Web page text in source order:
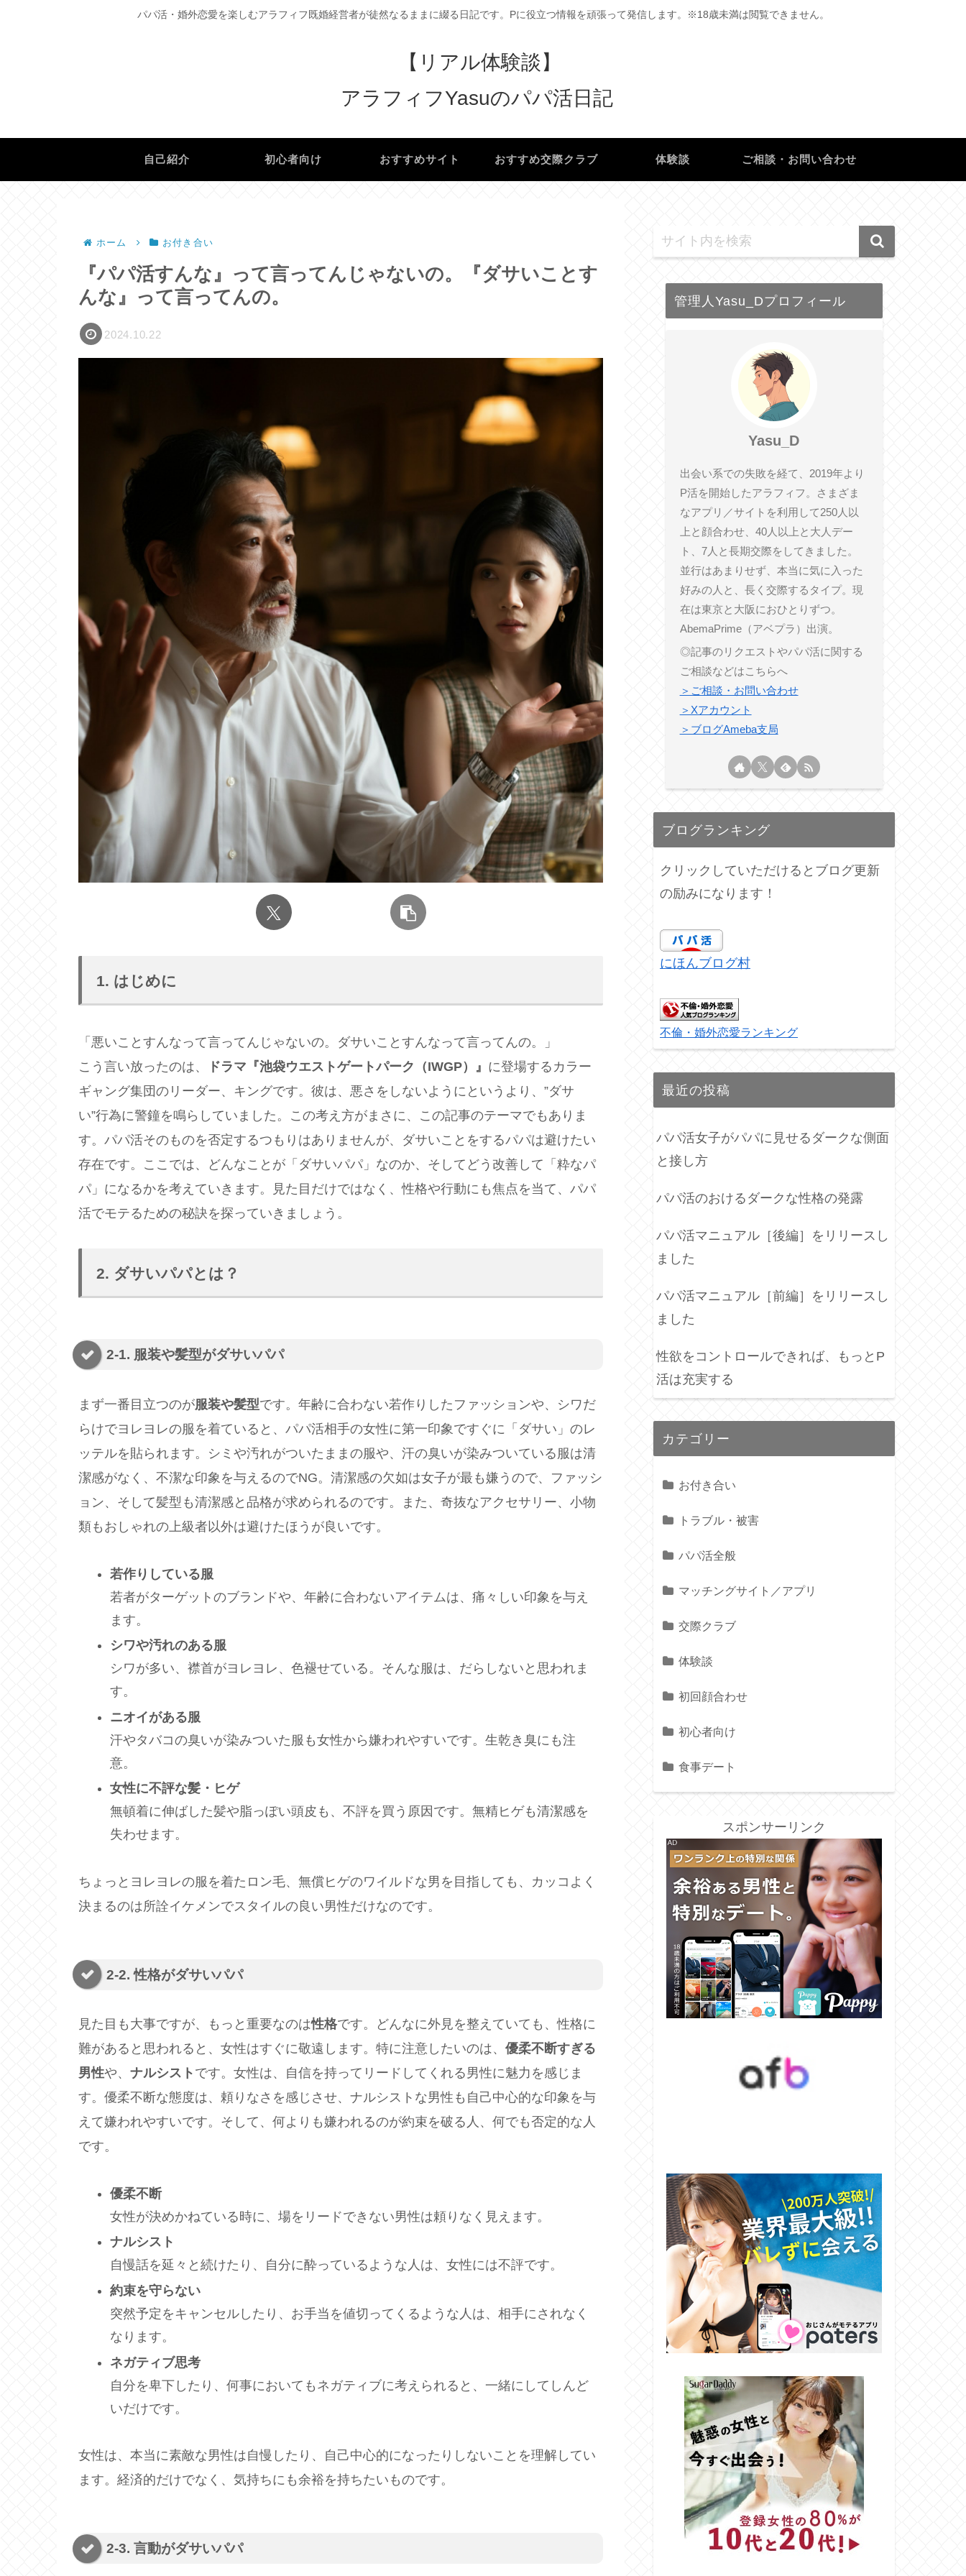
パパ活・婚外恋愛を楽しむアラフィフ既婚経営者が徒然なるままに綴る日記です。Pに役立つ情報を頑張って発信します。※18歳未満は閲覧できません。
【リアル体験談】
アラフィフYasuのパパ活日記
自己紹介 初心者向け おすすめサイト おすすめ交際クラブ 体験談 ご相談・お問い合わせ
ホーム お付き合い
『パパ活すんな』って言ってんじゃないの。『ダサいことす
んな』って言ってんの。
2024.10.22
1. はじめに
「悪いことすんなって言ってんじゃないの。ダサいことすんなって言ってんの。」
こう言い放ったのは、
ドラマ『池袋ウエストゲートパーク（IWGP）』 に登場するカラー
ギャング集団のリーダー、キングです。彼は、悪さをしないようにというより、”ダサ
い”行為に警鐘を鳴らしていました。この考え方がまさに、この記事のテーマでもありま
す。パパ活そのものを否定するつもりはありませんが、ダサいことをするパパは避けたい
存在です。ここでは、どんなことが「ダサいパパ」なのか、そしてどう改善して「粋なパ
パ」になるかを考えていきます。見た目だけではなく、性格や行動にも焦点を当て、パパ
活でモテるための秘訣を探っていきましょう。
2. ダサいパパとは？
2-1. 服装や髪型がダサいパパ
まず一番目立つのが服装や髪型です。年齢に合わない若作りしたファッションや、シワだ
らけでヨレヨレの服を着ていると、パパ活相手の女性に第一印象ですぐに「ダサい」のレ
ッテルを貼られます。シミや汚れがついたままの服や、汗の臭いが染みついている服は清
潔感がなく、不潔な印象を与えるのでNG。清潔感の欠如は女子が最も嫌うので、ファッシ
ョン、そして髪型も清潔感と品格が求められるのです。また、奇抜なアクセサリー、小物
類もおしゃれの上級者以外は避けたほうが良いです。
若作りしている服
若者がターゲットのブランドや、年齢に合わないアイテムは、痛々しい印象を与え
ます。
シワや汚れのある服
シワが多い、襟首がヨレヨレ、色褪せている。そんな服は、だらしないと思われま
す。
ニオイがある服
汗やタバコの臭いが染みついた服も女性から嫌われやすいです。生乾き臭にも注
意。
女性に不評な髪・ヒゲ
無頓着に伸ばした髪や脂っぽい頭皮も、不評を買う原因です。無精ヒゲも清潔感を
失わせます。
ちょっとヨレヨレの服を着たロン毛、無償ヒゲのワイルドな男を目指しても、カッコよく
決まるのは所詮イケメンでスタイルの良い男性だけなのです。
2-2. 性格がダサいパパ
見た目も大事ですが、もっと重要なのは性格です。どんなに外見を整えていても、性格に
難があると思われると、女性はすぐに敬遠します。特に注意したいのは、 優柔不断すぎる
男性や、 ナルシスト です。女性は、自信を持ってリードしてくれる男性に魅力を感じま
す。優柔不断な態度は、頼りなさを感じさせ、ナルシストな男性も自己中心的な印象を与
えて嫌われやすいです。そして、何よりも嫌われるのが約束を破る人、何でも否定的な人
です。
優柔不断
女性が決めかねている時に、場をリードできない男性は頼りなく見えます。
ナルシスト
自慢話を延々と続けたり、自分に酔っているような人は、女性には不評です。
約束を守らない
突然予定をキャンセルしたり、お手当を値切ってくるような人は、相手にされなく
なります。
ネガティブ思考
自分を卑下したり、何事においてもネガティブに考えられると、一緒にしてしんど
いだけです。
女性は、本当に素敵な男性は自慢したり、自己中心的になったりしないことを理解してい
ます。経済的だけでなく、気持ちにも余裕を持ちたいものです。
2-3. 言動がダサいパパ
管理人Yasu_Dプロフィール
Yasu_D
出会い系での失敗を経て、2019年より
P活を開始したアラフィフ。さまざま
なアプリ／サイトを利用して250人以
上と顔合わせ、40人以上と大人デー
ト、7人と長期交際をしてきました。
並行はあまりせず、本当に気に入った
好みの人と、長く交際するタイプ。現
在は東京と大阪におひとりずつ。
AbemaPrime（アベプラ）出演。
◎記事のリクエストやパパ活に関する
ご相談などはこちらへ
＞ご相談・お問い合わせ
＞Xアカウント
＞ブログAmeba支局
ブログランキング
クリックしていただけるとブログ更新
の励みになります！
にほんブログ村
不倫・婚外恋愛ランキング
最近の投稿
パパ活女子がパパに見せるダークな側面
と接し方
パパ活のおけるダークな性格の発露
パパ活マニュアル［後編］をリリースし
ました
パパ活マニュアル［前編］をリリースし
ました
性欲をコントロールできれば、もっとP
活は充実する
カテゴリー
お付き合い
トラブル・被害
パパ活全般
マッチングサイト／アプリ
交際クラブ
体験談
初回顔合わせ
初心者向け
食事デート
スポンサーリンク